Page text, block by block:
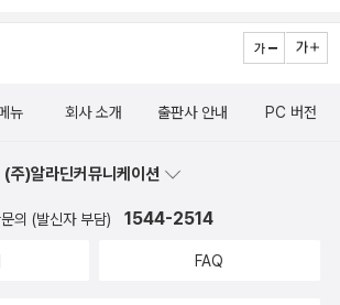
뉴 회사 소개 출판사 안내 PC 버전
(주)알라딘커뮤니케이션
의 (발신자 부담) 1544-2514
FAQ